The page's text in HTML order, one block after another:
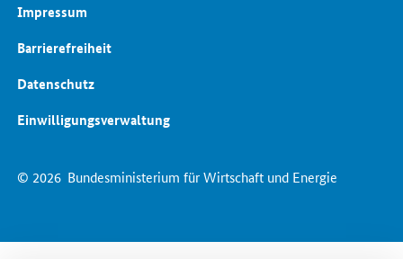
© 2026 Bundesministerium für Wirtschaft und Energie
Impressum
Barrierefreiheit
Datenschutz
Einwilligungsverwaltung